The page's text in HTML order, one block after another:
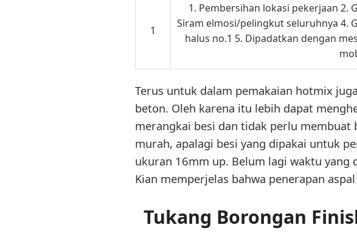
1
1. Pembersihan lokasi pekerjaan 2.
Siram elmosi/pelingkut seluruhnya 4.
halus no.1 5. Dipadatkan dengan
Terus untuk dalam pemakaian hotmix
beton. Oleh karena itu lebih dapat
merangkai besi dan tidak perlu
murah, apalagi besi yang dipakai untuk
ukuran 16mm up. Belum lagi waktu yang
Kian memperjelas bahwa penerapan
Tukang Borongan